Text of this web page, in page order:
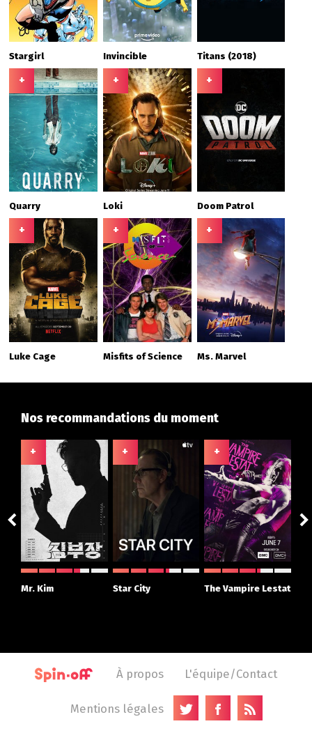
Stargirl Invincible Titans (2018)
+
Quarry
+
Loki
+
Doom Patrol
+
Luke Cage
+
Misfits of Science
+
Ms. Marvel
Nos recommandations du moment
+
Mr. Kim
+
Star City
+
The Vampire Lestat
À propos L'équipe/Contact
Mentions légales